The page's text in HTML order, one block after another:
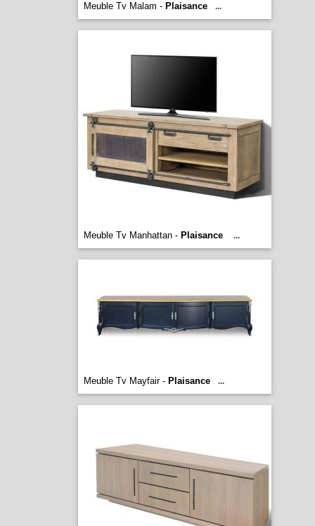
Meuble Tv Malam - Plaisance ...
Meuble Tv Manhattan - Plaisance ...
Meuble Tv Mayfair - Plaisance ...